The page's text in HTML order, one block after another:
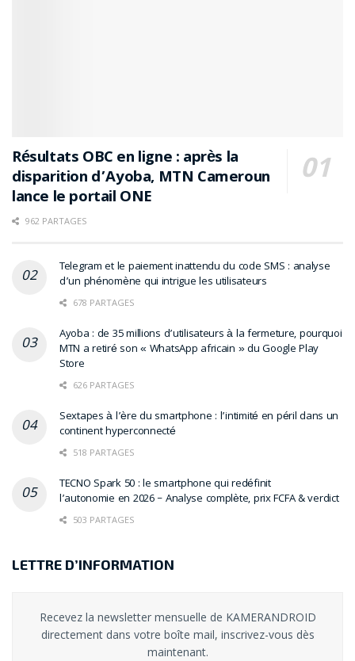
Résultats OBC en ligne : après la
disparition d’Ayoba, MTN Cameroun
lance le portail ONE
962 PARTAGES
Telegram et le paiement inattendu du code SMS : analyse
d’un phénomène qui intrigue les utilisateurs
678 PARTAGES
Ayoba : de 35 millions d’utilisateurs à la fermeture, pourquoi
MTN a retiré son « WhatsApp africain » du Google Play
Store
626 PARTAGES
Sextapes à l’ère du smartphone : l’intimité en péril dans un
continent hyperconnecté
518 PARTAGES
TECNO Spark 50 : le smartphone qui redéfinit
l’autonomie en 2026 – Analyse complète, prix FCFA & verdict
503 PARTAGES
LETTRE D’INFORMATION
Recevez la newsletter mensuelle de KAMERANDROID
directement dans votre boîte mail, inscrivez-vous dès
maintenant.